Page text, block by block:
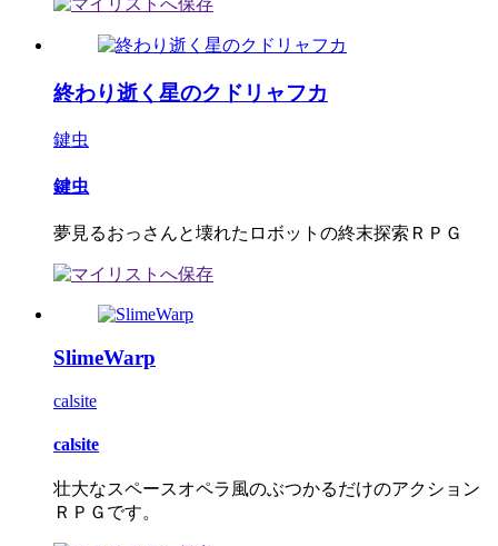
終わり逝く星のクドリャフカ
鍵虫
鍵虫
夢見るおっさんと壊れたロボットの終末探索ＲＰＧ
SlimeWarp
calsite
calsite
壮大なスペースオペラ風のぶつかるだけのアクション
ＲＰＧです。